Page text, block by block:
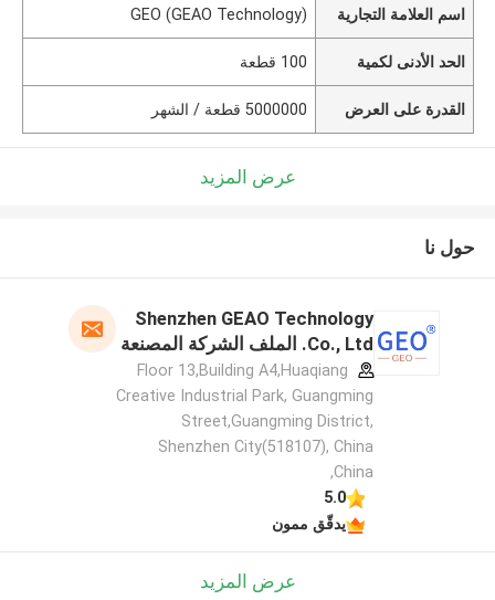
اسم العلامة التجارية GEO (GEAO Technology)
الحد الأدنى لكمية 100 قطعة
القدرة على العرض 5000000 قطعة / الشهر
عرض المزيد
حول نا
Shenzhen GEAO Technology
Co., Ltd. الملف الشركة المصنعة
Floor 13,Building A4,Huaqiang
Creative Industrial Park, Guangming
Street,Guangming District,
Shenzhen City(518107), China
,China
5.0
يدقّق ممون
عرض المزيد